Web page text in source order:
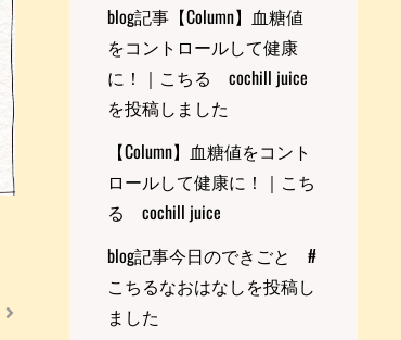
blog記事【Column】血糖値
をコントロールして健康
に！｜こちる cochill juice
を投稿しました
【Column】血糖値をコント
ロールして健康に！｜こち
る cochill juice
blog記事今日のできごと #
こちるなおはなしを投稿し
ました